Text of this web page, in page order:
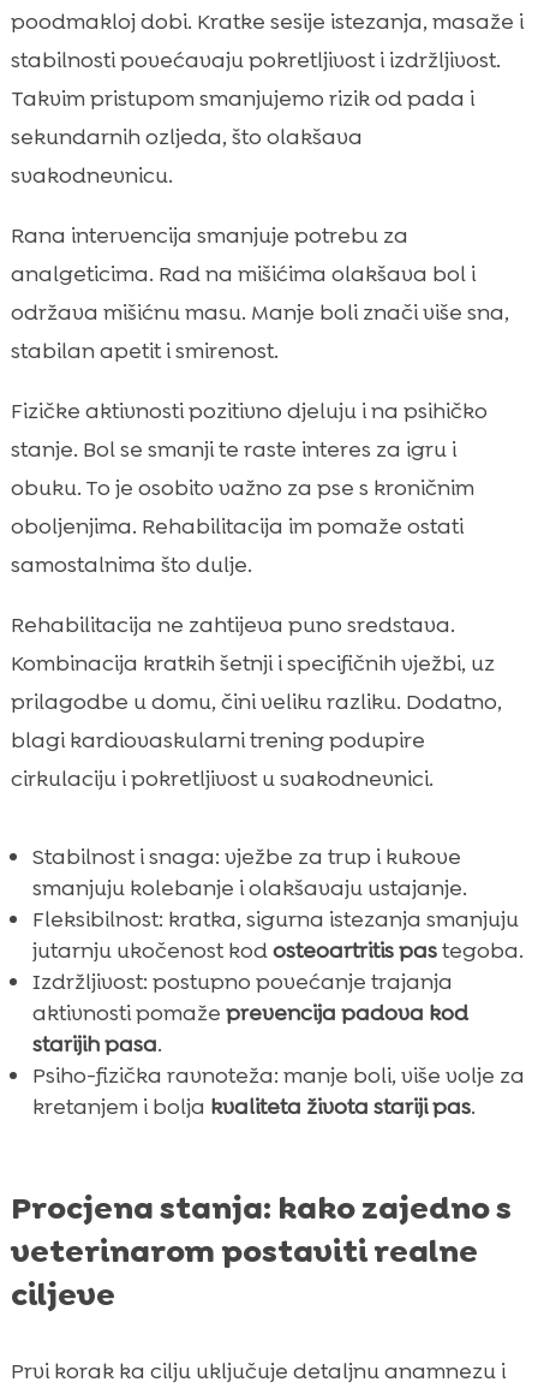
poodmakloj dobi. Kratke sesije istezanja, masaže i
stabilnosti povećavaju pokretljivost i izdržljivost.
Takvim pristupom smanjujemo rizik od pada i
sekundarnih ozljeda, što olakšava
svakodnevnicu.
Rana intervencija smanjuje potrebu za
analgeticima. Rad na mišićima olakšava bol i
održava mišićnu masu. Manje boli znači više sna,
stabilan apetit i smirenost.
Fizičke aktivnosti pozitivno djeluju i na psihičko
stanje. Bol se smanji te raste interes za igru i
obuku. To je osobito važno za pse s kroničnim
oboljenjima. Rehabilitacija im pomaže ostati
samostalnima što dulje.
Rehabilitacija ne zahtijeva puno sredstava.
Kombinacija kratkih šetnji i specifičnih vježbi, uz
prilagodbe u domu, čini veliku razliku. Dodatno,
blagi kardiovaskularni trening podupire
cirkulaciju i pokretljivost u svakodnevnici.
Stabilnost i snaga: vježbe za trup i kukove
smanjuju kolebanje i olakšavaju ustajanje.
Fleksibilnost: kratka, sigurna istezanja smanjuju
jutarnju ukočenost kodosteoartritis pastegoba.
Izdržljivost: postupno povećanje trajanja
aktivnosti pomaže prevencija padova kod
starijih pasa.
Psiho-fizička ravnoteža: manje boli, više volje za
kretanjem i bolja kvaliteta života stariji pas.
Procjena stanja: kako zajedno s
veterinarom postaviti realne
ciljeve
Prvi korak ka cilju uključuje detaljnu anamnezu i